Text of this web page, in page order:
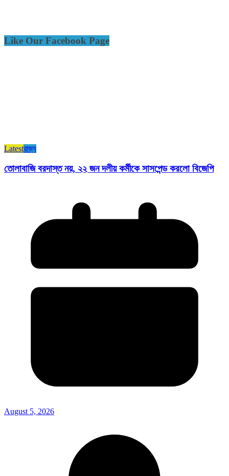
Like Our Facebook Page
Latestরাজ্য​
তোলাবাজি বরদাস্ত নয়, ২২ জন দলীয় কর্মীকে সাসপেন্ড করলো বিজেপি
August 5, 2026